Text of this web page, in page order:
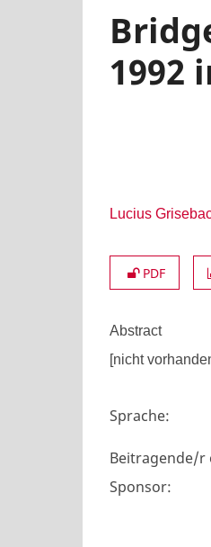
1992
Lucius
PDF
Abstract
[nicht
Sprache:
Beitragende/r
Sponsor: